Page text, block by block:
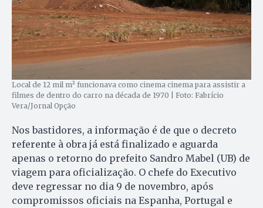
Local de 12 mil m² funcionava como cinema cinema para assistir a
filmes de dentro do carro na década de 1970 | Foto: Fabrício
Vera/Jornal Opção
Nos bastidores, a informação é de que o decreto
referente à obra já está finalizado e aguarda
apenas o retorno do prefeito Sandro Mabel (UB) de
viagem para oficialização. O chefe do Executivo
deve regressar no dia 9 de novembro, após
compromissos oficiais na Espanha, Portugal e